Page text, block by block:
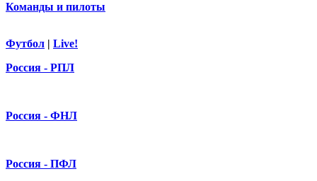
Команды и пилоты
Футбол | Live!
Россия - РПЛ
Россия - ФНЛ
Россия - ПФЛ